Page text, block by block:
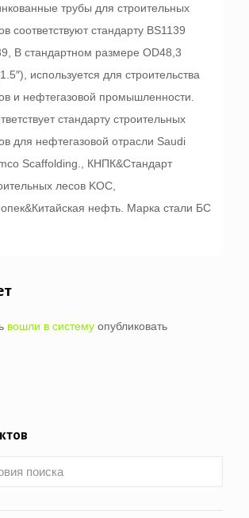
трубы для строительных
соответствуют стандарту BS1139
В стандартном размере OD48,3
используется для строительства
и нефтегазовой промышленности.
стандарту строительных
для нефтегазовой отрасли Saudi
Scaffolding., КНПК&Стандарт
лесов KOC,
нефть. Марка стали БС
вошли в систему опубликовать